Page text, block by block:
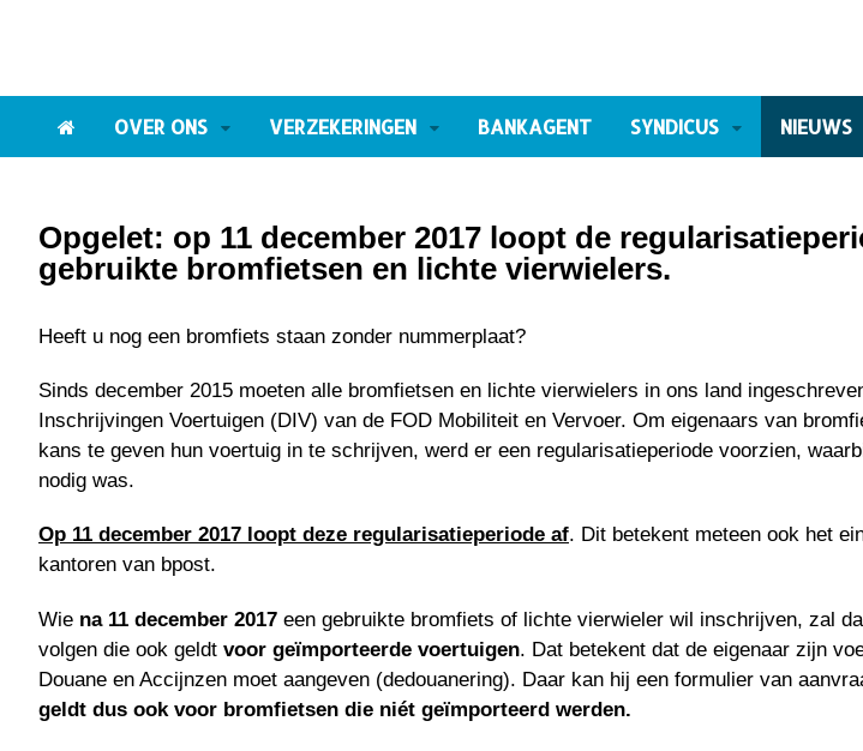
OVER ONS VERZEKERINGEN BANKAGENT SYNDICUS NIEUWS
Opgelet: op 11 december 2017 loopt de
gebruikte bromfietsen en lichte vierwielers.
Heeft u nog een bromfiets staan zonder nummerplaat?
Sinds december 2015 moeten alle bromfietsen en lichte vierwielers in ons land
Inschrijvingen Voertuigen (DIV) van de FOD Mobiliteit en Vervoer. Om eigenaars van
kans te geven hun voertuig in te schrijven, werd er een regularisatieperiode voorzien,
nodig was.
Op 11 december 2017 loopt deze regularisatieperiode af. Dit betekent meteen ook het
kantoren van bpost.
Wie na 11 december 2017 een gebruikte bromfiets of lichte vierwieler wil inschrijven, zal
volgen die ook geldt voor geïmporteerde voertuigen. Dat betekent dat de eigenaar zijn
Douane en Accijnzen moet aangeven (dedouanering). Daar kan hij een formulier van
geldt dus ook voor bromfietsen die niét geïmporteerd werden.